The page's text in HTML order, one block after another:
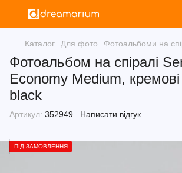
Каталог Для фото Фотоальбоми на
Фотоальбом на спіралі
Economy Medium, кремові
black
Артикул: 352949 Написати відгук
ПІД ЗАМОВЛЕННЯ